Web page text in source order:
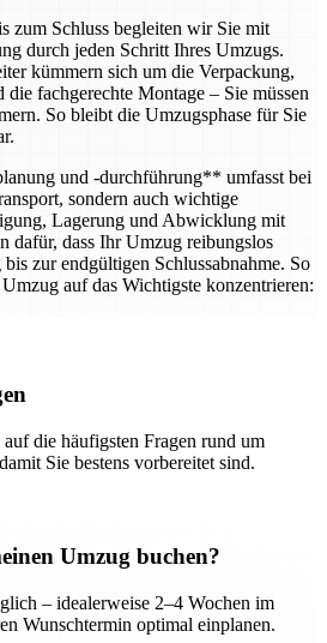
zum Schluss begleiten wir Sie mit
durch jeden Schritt Ihres Umzugs.
kümmern sich um die Verpackung,
die fachgerechte Montage – Sie müssen
So bleibt die Umzugsphase für Sie
und -durchführung** umfasst bei
sondern auch wichtige
Lagerung und Abwicklung mit
dafür, dass Ihr Umzug reibungslos
zur endgültigen Schlussabnahme. So
auf das Wichtigste konzentrieren:
die häufigsten Fragen rund um
Sie bestens vorbereitet sind.
Umzug buchen?
– idealerweise 2–4 Wochen im
Wunschtermin optimal einplanen.